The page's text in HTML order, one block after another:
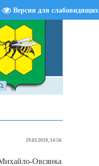
Версия для слабовидящих
29.03.2019, 14:56
Овсянка